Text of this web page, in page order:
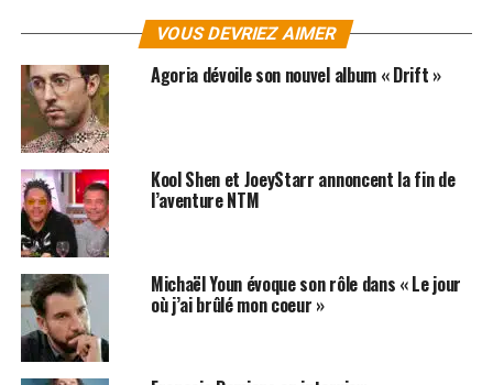
SUJETS ASSOCIÉS:
VOUS DEVRIEZ AIMER
Agoria dévoile son nouvel album « Drift »
Kool Shen et JoeyStarr annoncent la fin de
l’aventure NTM
Michaël Youn évoque son rôle dans « Le jour
où j’ai brûlé mon coeur »